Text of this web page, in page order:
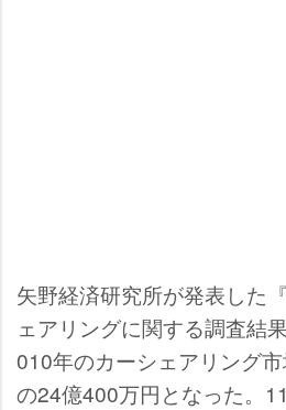
矢野経済研究所が発表した
ェアリングに関する調査結
010年のカーシェアリング
の24億400万円となった。